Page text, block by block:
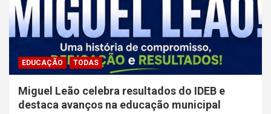
EDUCAÇÃO TODAS
Miguel Leão celebra resultados do IDEB e
destaca avanços na educação municipal